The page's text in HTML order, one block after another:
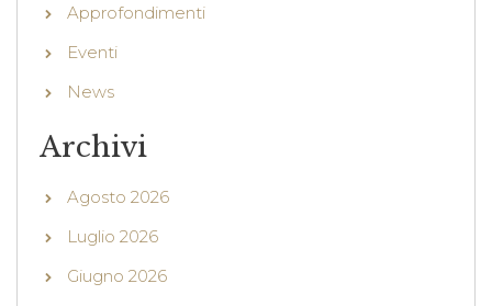
Approfondimenti
Eventi
News
Archivi
Agosto 2026
Luglio 2026
Giugno 2026